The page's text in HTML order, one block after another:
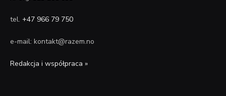
tel. +47 966 79 750
e-mail: kontakt@razem.no
Redakcja i współpraca »